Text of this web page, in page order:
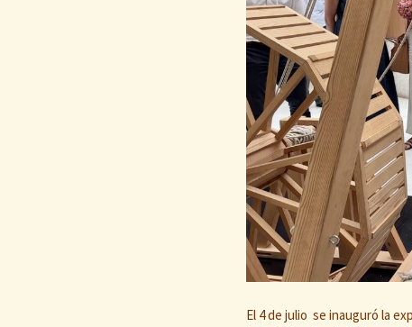
El 4 de julio se inauguró la